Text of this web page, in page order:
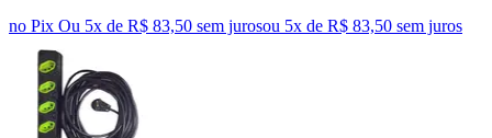
no Pix Ou 5x de R$ 83,50 sem jurosou 5x de R$ 83,50 sem juros